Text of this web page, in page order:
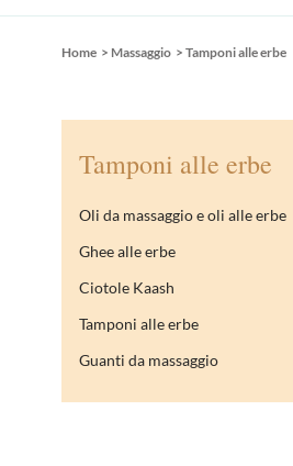
Home > Massaggio > Tamponi alle erbe
Tamponi alle erbe
Oli da massaggio e oli alle erbe
Ghee alle erbe
Ciotole Kaash
Tamponi alle erbe
Guanti da massaggio